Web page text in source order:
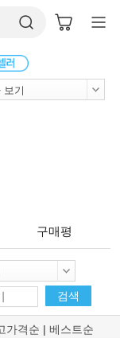
구매평
검색
가격순 | 베스트순